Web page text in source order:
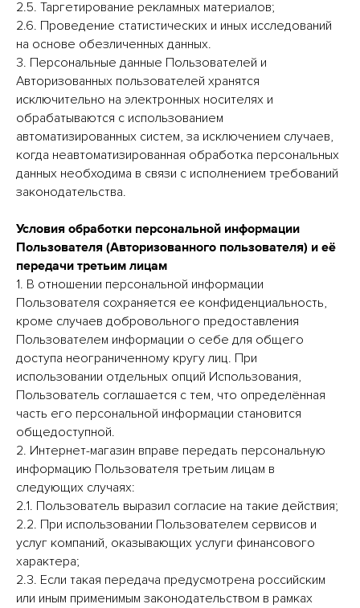
2.5. Таргетирование рекламных материалов;
2.6. Проведение статистических и иных исследований
на основе обезличенных данных.
3. Персональные данные Пользователей и
Авторизованных пользователей хранятся
исключительно на электронных носителях и
обрабатываются с использованием
автоматизированных систем, за исключением случаев,
когда неавтоматизированная обработка персональных
данных необходима в связи с исполнением требований
законодательства.
Условия обработки персональной информации
Пользователя (Авторизованного пользователя) и её
передачи третьим лицам
1. В отношении персональной информации
Пользователя сохраняется ее конфиденциальность,
кроме случаев добровольного предоставления
Пользователем информации о себе для общего
доступа неограниченному кругу лиц. При
использовании отдельных опций Использования,
Пользователь соглашается с тем, что определённая
часть его персональной информации становится
общедоступной.
2. Интернет-магазин вправе передать персональную
информацию Пользователя третьим лицам в
следующих случаях:
2.1. Пользователь выразил согласие на такие действия;
2.2. При использовании Пользователем сервисов и
услуг компаний, оказывающих услуги финансового
характера;
2.3. Если такая передача предусмотрена российским
или иным применимым законодательством в рамках